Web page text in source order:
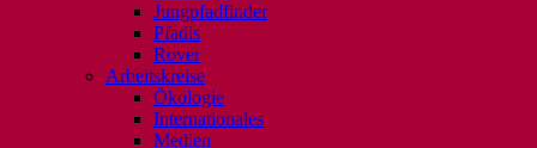
Jungpfadfinder
Pfadis
Rover
Arbeitskreise
Ökologie
Internationales
Medien